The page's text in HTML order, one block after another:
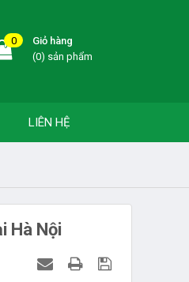
0
Giỏ hàng
(0) sản phẩm
LIÊN HỆ
Hà Nội